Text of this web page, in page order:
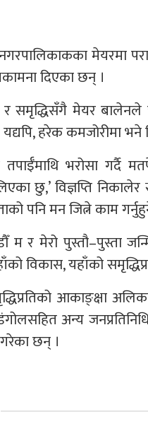
मेयरमा
दिएका छन् ।
समृद्धिसँगै मेयर
हरेक कमजोरीमा भने
तपाईँमाथि भरोसा गर्दै
छु,’ विज्ञप्ति
पनि मन जित्ने काम
र मेरो पुस्तौ–पुस्ता
विकास, यहाँको
आकाङ्क्षा
अन्य
छन् ।